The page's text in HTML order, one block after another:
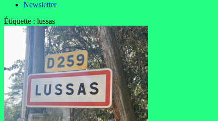
Newsletter
Étiquette : lussas